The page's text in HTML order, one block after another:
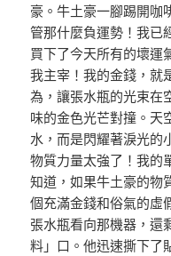
豪。牛土豪一腳踢開咖
管那什麼負運勢！我已
買下了今天所有的壞運
我主宰！我的金錢，就
為，讓張水瓶的光束在
味的金色光芒對撞。天
水，而是閃耀著淚光的
物質力量太強了！我的
知道，如果牛土豪的物
個充滿金錢和俗氣的虛
張水瓶看向那機器，還
料」口。他迅速撕下了